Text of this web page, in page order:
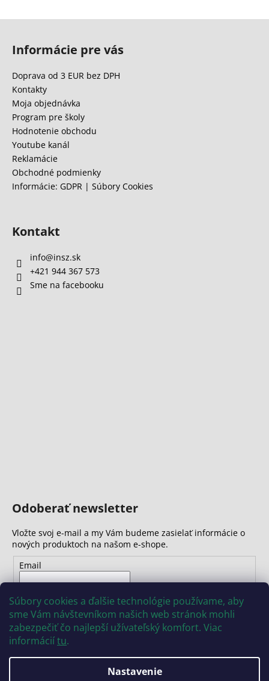
Súbory cookies a ďalšie technológie používame, aby
sme Vám návštevníkom našich web stránok mohli
zabezpečiť čo najlepší užívateľský komfort. Viac
informáciítu.
Nastavenie
Informácie pre vás
Doprava od 3 EUR bez DPH
Kontakty
Moja objednávka
Program pre školy
Hodnotenie obchodu
Youtube kanál
Reklamácie
Obchodné podmienky
Informácie: GDPR | Súbory Cookies
Kontakt
info@insz.sk
+421 944 367 573
Sme na facebooku
Odoberať newsletter
Vložte svoj e-mail a my Vám budeme zasielať informácie o
nových produktoch na našom e-shope.
Email
osobných údajov
PRIHLÁSIŤ SA